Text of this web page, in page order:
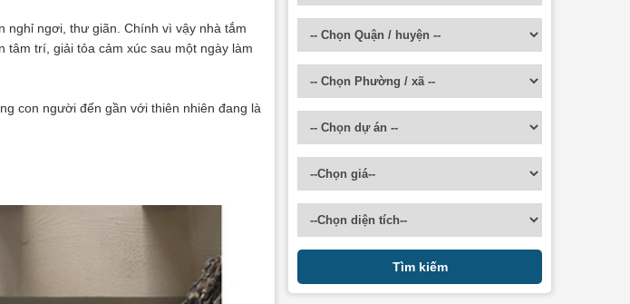
nghỉ ngơi, thư giãn. Chính vì vậy nhà tắm
trí, giải tỏa cảm xúc sau một ngày làm
con người đến gần với thiên nhiên đang là